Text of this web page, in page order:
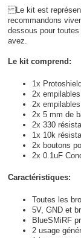
Le kit est
recommandons
dessous pour
avez.
Le kit comprend:
1x
2x
2x
2x 5 mm de
2x 330
1x 10k
2x boutons
2x 0.1uF
Caractéristiques:
Toutes les
5V, GND et
BlueSMiRF
2 usage